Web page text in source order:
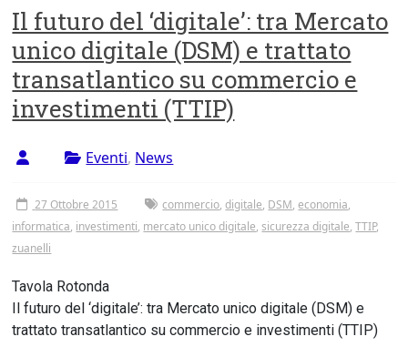
di
Roma
Tor
Vergata
Il futuro del ‘digitale’: tra Mercato
unico digitale (DSM) e trattato
transatlantico su commercio e
investimenti (TTIP)
Eventi, News
27 Ottobre 2015 commercio,digitale, DSM,economia,
informatica, investimenti, mercato unico digitale,sicurezza digitale,TTIP,
zuanelli
Tavola Rotonda
Il futuro del ‘digitale’: tra Mercato unico digitale (DSM) e
trattato transatlantico su commercio e investimenti (TTIP)